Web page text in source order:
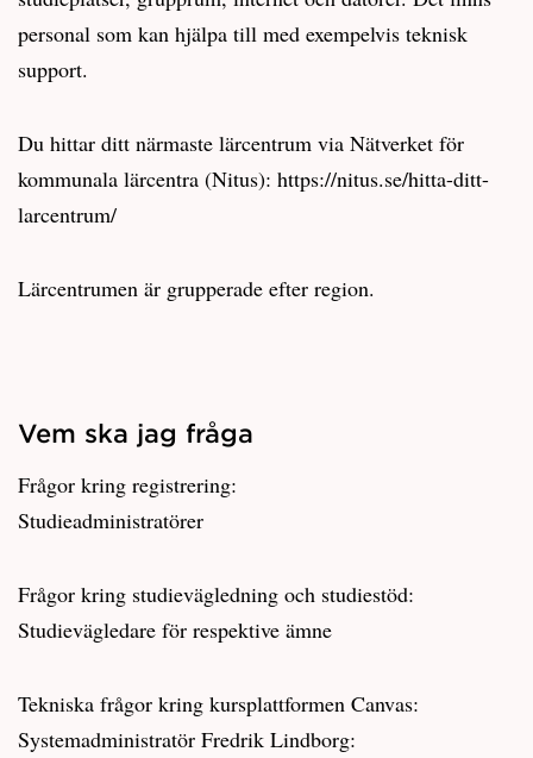
personal som kan hjälpa till med exempelvis teknisk
support.
Du hittar ditt närmaste lärcentrum via Nätverket för
kommunala lärcentra (Nitus): https://nitus.se/hitta-ditt-
larcentrum/
Lärcentrumen är grupperade efter region.
Vem ska jag fråga
Frågor kring registrering:
Studieadministratörer
Frågor kring studievägledning och studiestöd:
Studievägledare för respektive ämne
Tekniska frågor kring kursplattformen Canvas:
Systemadministratör Fredrik Lindborg: